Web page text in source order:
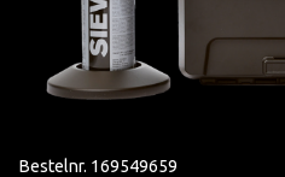
Bestelnr. 169549659